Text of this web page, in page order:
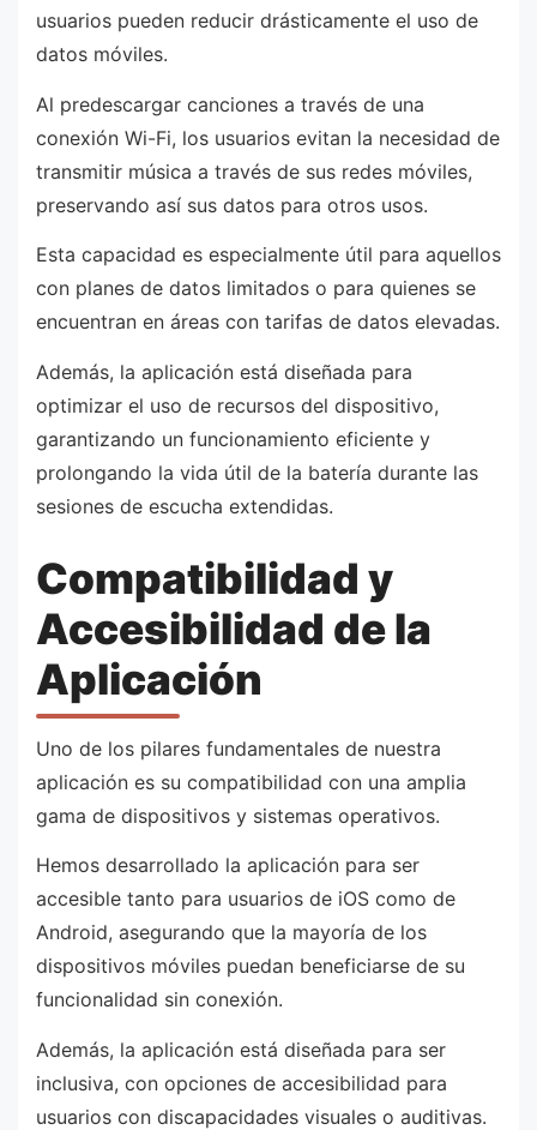
usuarios pueden reducir drásticamente el uso de
datos móviles.
Al predescargar canciones a través de una
conexión Wi-Fi, los usuarios evitan la necesidad de
transmitir música a través de sus redes móviles,
preservando así sus datos para otros usos.
Esta capacidad es especialmente útil para aquellos
con planes de datos limitados o para quienes se
encuentran en áreas con tarifas de datos elevadas.
Además, la aplicación está diseñada para
optimizar el uso de recursos del dispositivo,
garantizando un funcionamiento eficiente y
prolongando la vida útil de la batería durante las
sesiones de escucha extendidas.
Compatibilidad y
Accesibilidad de la
Aplicación
Uno de los pilares fundamentales de nuestra
aplicación es su compatibilidad con una amplia
gama de dispositivos y sistemas operativos.
Hemos desarrollado la aplicación para ser
accesible tanto para usuarios de iOS como de
Android, asegurando que la mayoría de los
dispositivos móviles puedan beneficiarse de su
funcionalidad sin conexión.
Además, la aplicación está diseñada para ser
inclusiva, con opciones de accesibilidad para
usuarios con discapacidades visuales o auditivas.